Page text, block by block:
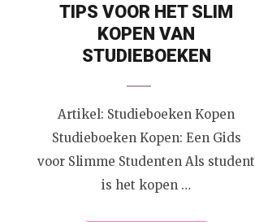
TIPS VOOR HET SLIM
KOPEN VAN
STUDIEBOEKEN
Artikel: Studieboeken Kopen
Studieboeken Kopen: Een Gids
voor Slimme Studenten Als student
is het kopen …